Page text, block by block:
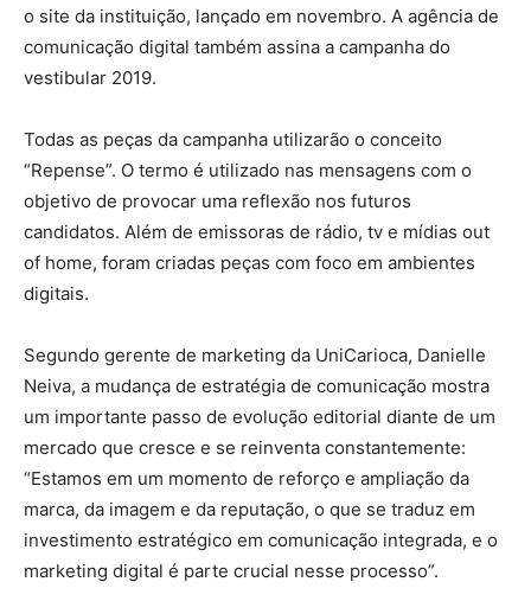
o site da instituição, lançado em novembro. A agência de
comunicação digital também assina a campanha do
vestibular 2019.
Todas as peças da campanha utilizarão o conceito
“Repense”. O termo é utilizado nas mensagens com o
objetivo de provocar uma reflexão nos futuros
candidatos. Além de emissoras de rádio, tv e mídias out
of home, foram criadas peças com foco em ambientes
digitais.
Segundo gerente de marketing da UniCarioca, Danielle
Neiva, a mudança de estratégia de comunicação mostra
um importante passo de evolução editorial diante de um
mercado que cresce e se reinventa constantemente:
“Estamos em um momento de reforço e ampliação da
marca, da imagem e da reputação, o que se traduz em
investimento estratégico em comunicação integrada, e o
marketing digital é parte crucial nesse processo”.